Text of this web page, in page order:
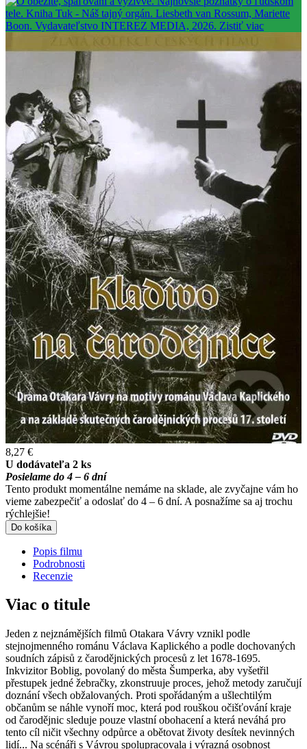
8,27 €
U dodávateľa 2 ks
Posielame do 4 – 6 dní
Tento produkt momentálne nemáme na sklade, ale zvyčajne vám ho
vieme zabezpečiť a odoslať do 4 – 6 dní. A posnažíme sa aj trochu
rýchlejšie!
Do košíka
Popis filmu
Podrobnosti
Recenzie
Viac o titule
Jeden z nejznámějších filmů Otakara Vávry vznikl podle
stejnojmenného románu Václava Kaplického a podle dochovaných
soudních zápisů z čarodějnických procesů z let 1678-1695.
Inkvizitor Boblig, povolaný do města Šumperka, aby vyšetřil
přestupek jedné žebračky, zkonstruuje proces, jehož metody zaručují
doznání všech obžalovaných. Proti spořádaným a ušlechtilým
občanům se náhle vynoří moc, která pod rouškou očišťování kraje
od čarodějnic sleduje pouze vlastní obohacení a která neváhá pro
tento cíl ničit všechny odpůrce a obětovat životy desítek nevinných
lidí... Na scénáři s Vávrou spolupracovala i výrazná osobnost